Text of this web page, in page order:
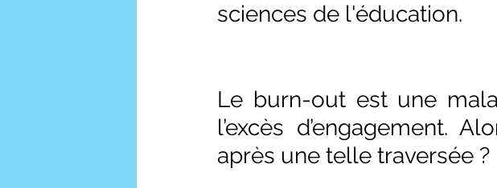
sciences de l'éducation.
Le burn-out est une
l’excès d’engagement.
après une telle traversée ?